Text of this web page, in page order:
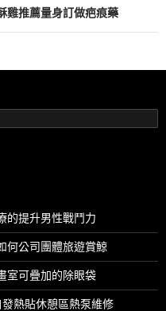
雞推薦量身訂做疤痕藥
的提升男性戰鬥力
何公司團體旅遊賞鯨
室可疊加的除眼袋
熱貼休憩區熱泵維修